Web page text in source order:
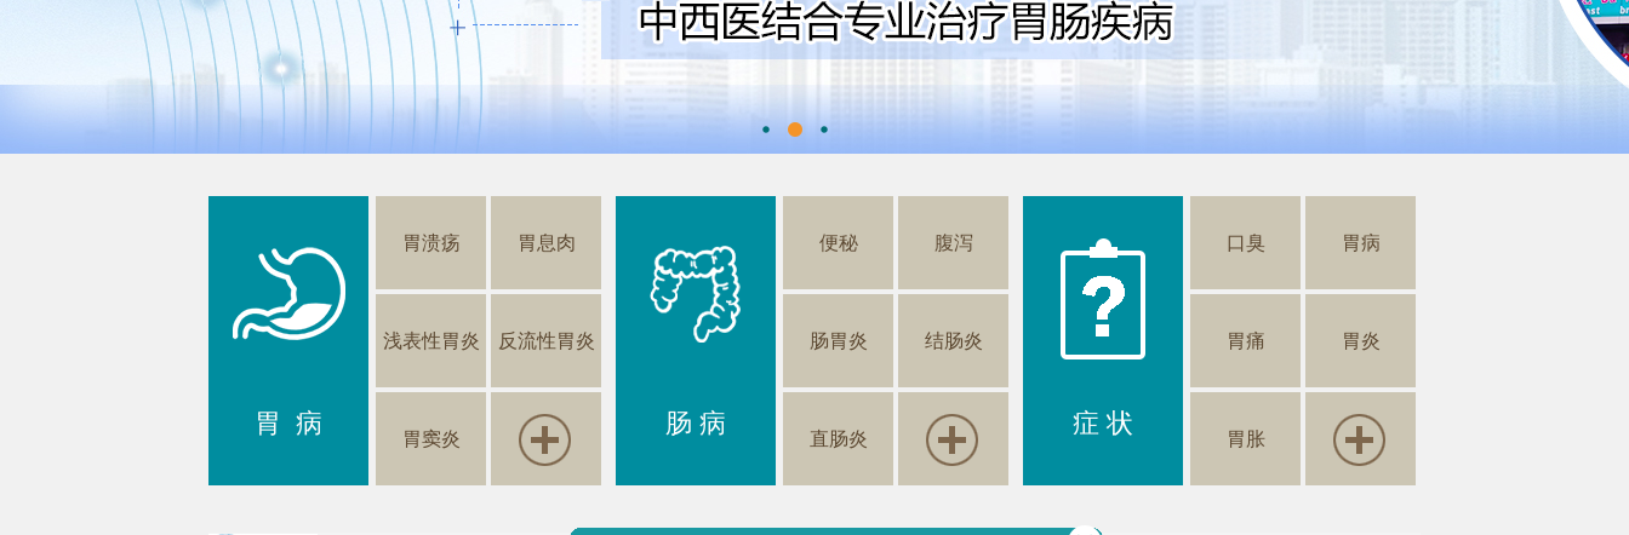
胃 病
胃溃疡 胃息肉
浅表性胃炎 反流性胃炎
胃窦炎 肠 病
便秘 腹泻
肠胃炎 结肠炎
直肠炎 症 状
口臭 胃病
胃痛 胃炎
胃胀